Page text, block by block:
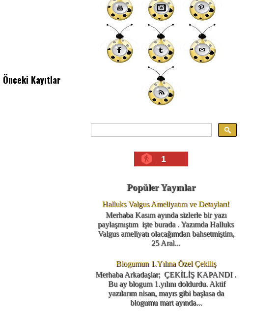
Önceki Kayıtlar
1
Popüler Yayınlar
Halluks Valgus Ameliyatım ve Detayları!
Merhaba Kasım ayında sizlerle bir yazı
paylaşmıştım işte burada . Yazımda Halluks
Valgus ameliyatı olacağımdan bahsetmiştim,
25 Aral...
Blogumun 1.Yılına Özel Çekiliş
Merhaba Arkadaşlar; ÇEKİLİŞ KAPANDI .
Bu ay blogum 1.yılını doldurdu. Aktif
yazılarım nisan, mayıs gibi başlasa da
blogumu mart ayında...